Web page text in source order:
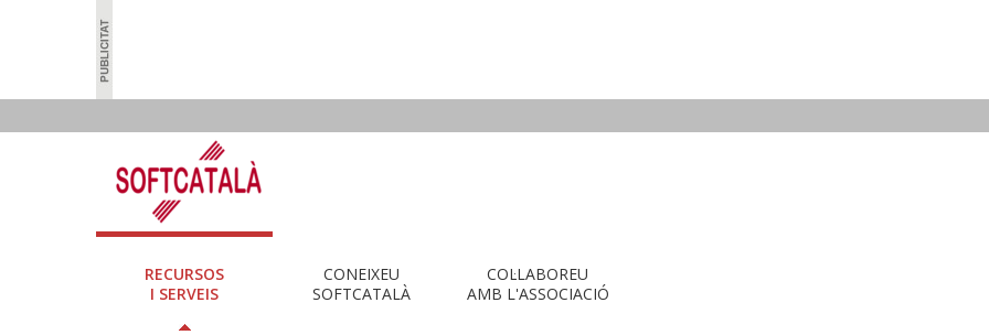
RECURSOS
I SERVEIS
CONEIXEU
SOFTCATALÀ
COL·LABOREU
AMB L'ASSOCIACIÓ